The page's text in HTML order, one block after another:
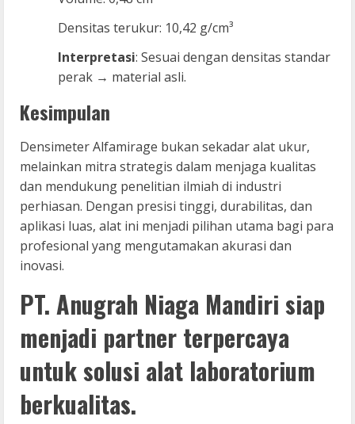
Densitas terukur: 10,42 g/cm³
Interpretasi: Sesuai dengan densitas standar
perak → material asli.
Kesimpulan
Densimeter Alfamirage bukan sekadar alat ukur,
melainkan mitra strategis dalam menjaga kualitas
dan mendukung penelitian ilmiah di industri
perhiasan. Dengan presisi tinggi, durabilitas, dan
aplikasi luas, alat ini menjadi pilihan utama bagi para
profesional yang mengutamakan akurasi dan
inovasi.
PT. Anugrah Niaga Mandiri siap
menjadi partner terpercaya
untuk solusi alat laboratorium
berkualitas.